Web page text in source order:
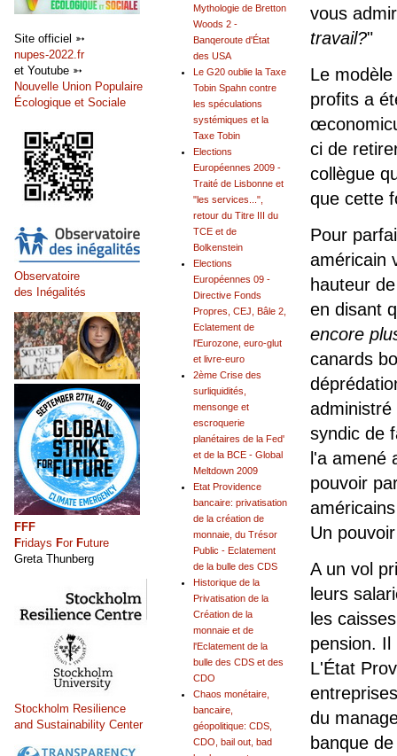
vous
travail?"
Le
profits a
ci de
collègue
que cette
Pour
américain
hauteur
en disant
encore
canards
syndic de
l'a amené
pouvoir
Un
A un vol
leurs
les
pension.
L'État
du
banque
Mythologie de Bretton
Woods 2 -
Banqeroute d'État
des USA
Le G20 oublie la Taxe
Tobin Spahn contre
les spéculations
systémiques et la
Taxe Tobin
Elections
Européennes 2009 -
Traité de Lisbonne et
"les services...",
retour du Titre III du
TCE et de
Bolkenstein
Elections
Européennes 09 -
Directive Fonds
Propres, CEJ, Bâle 2,
Eclatement de
l'Eurozone, euro-glut
et livre-euro
2ème Crise des
surliquidités,
mensonge et
escroquerie
planétaires de la Fed'
et de la BCE - Global
Meltdown 2009
Etat Providence
bancaire: privatisation
de la création de
monnaie, du Trésor
Public - Eclatement
de la bulle des CDS
Historique de la
Privatisation de la
Création de la
monnaie et de
l'Eclatement de la
bulle des CDS et des
CDO
Chaos monétaire,
bancaire,
géopolitique: CDS,
CDO, bail out, bad
Site officiel ➳
nupes-2022.fr
et Youtube ➳
Nouvelle Union Populaire
Écologique et Sociale
Observatoire
des Inégalités
FFF
Fridays For Future
Greta Thunberg
Stockholm Resilience
and Sustainability Center